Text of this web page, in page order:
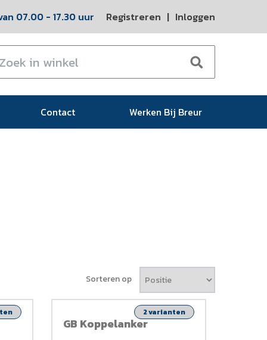
07.00 - 17.30 uur Registreren | Inloggen
Contact Werken Bij Breur
Sorteren op
GB Koppelanker
2 varianten